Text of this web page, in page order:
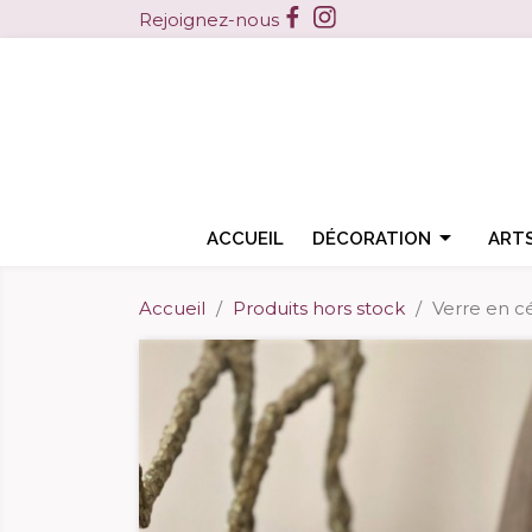
Rejoignez-nous Facebook
ACCUEIL 
DÉCORATION
Accueil Produits hors stock Verre en